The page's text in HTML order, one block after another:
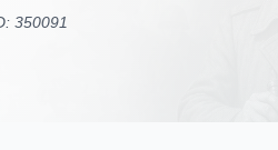
350091